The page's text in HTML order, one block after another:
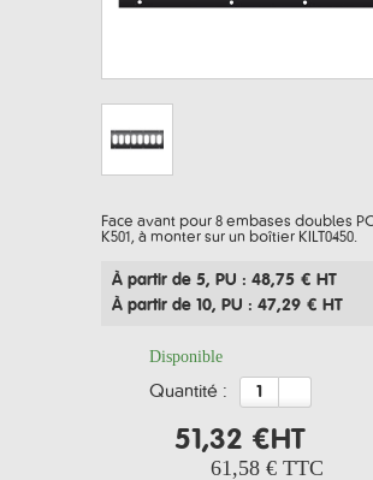
Face avant pour 8 embases doubles
K501, à monter sur un boîtier KILT0450.
À partir de 5, PU : 48,75 € HT
À partir de 10, PU : 47,29 € HT
Disponible
quantité :
51,32 €HT
61,58 € TTC